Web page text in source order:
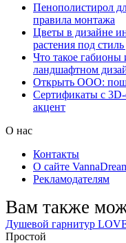
Пенополистирол
правила монтажа
Цветы в дизайне
растения под
Что такое габионы
ландшафтном
Открыть ООО:
Сертификаты с
акцент
О нас
Контакты
О сайте
Рекламодателям
Вам также
Душевой гарнитур
Простой